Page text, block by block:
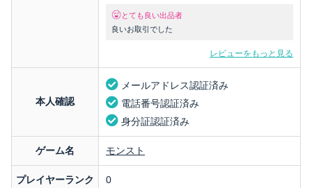
とても良い出品者
良いお取引でした
レビューをもっと見る
本人確認
メールアドレス認証済み
電話番号認証済み
身分証認証済み
ゲーム名 モンスト
プレイヤーランク 0